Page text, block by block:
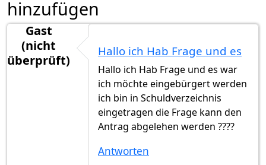
hinzufügen
Gast
(nicht
überprüft)
Hallo ich Hab Frage und es
Hallo ich Hab Frage und es war
ich möchte eingebürgert werden
ich bin in Schuldverzeichnis
eingetragen die Frage kann den
Antrag abgelehen werden ????
Antworten